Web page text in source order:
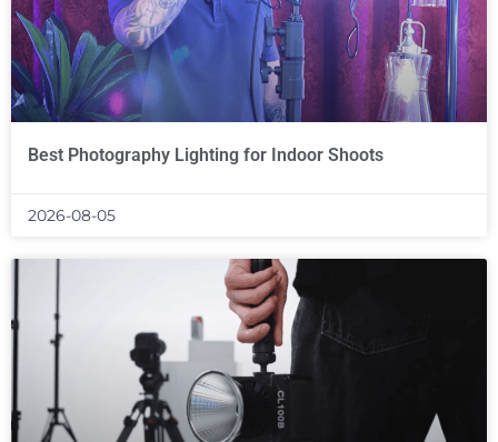
Best Photography Lighting for Indoor Shoots
2026-08-05